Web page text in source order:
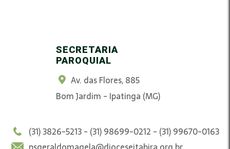
SECRETARIA
PAROQUIAL
Av. das Flores, 885
Bom Jardim - Ipatinga (MG)
(31) 3826-5213 - (31) 98699-0212 - (31) 99670-0163